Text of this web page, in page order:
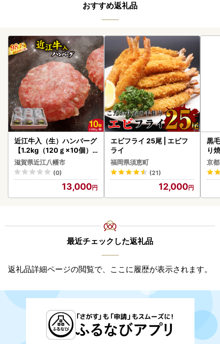
おすすめ返礼品
近江牛入（生）ハンバーグ
【1.2kg（120ｇ×10個）
】【AG09W】
滋賀県近江八幡市
(0)
13,000
エビフライ 25尾 | エビフ
ライ
福岡県須恵町
(21)
12,000
黒
り
京
最近チェックした返礼品
返礼品詳細ページの閲覧で、ここに履歴が表示されます。